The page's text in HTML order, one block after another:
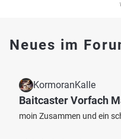
Neues im
KormoranKalle
Baitcaster Vorfach
moin Zusammen und ein